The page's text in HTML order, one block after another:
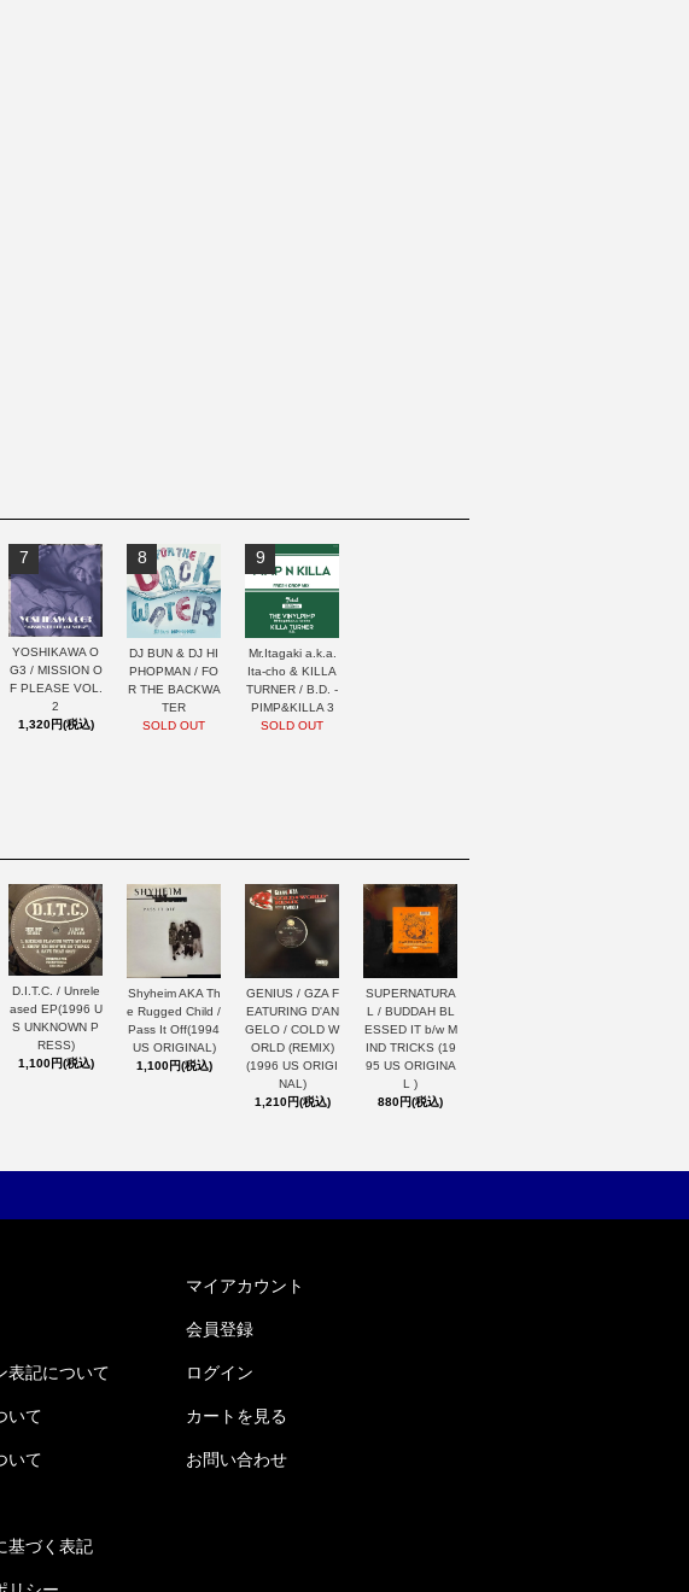
7
YOSHIKAWA O
G3 / MISSION O
F PLEASE VOL.
2
1,320円(税込)
8
DJ BUN & DJ HI
PHOPMAN / FO
R THE BACKWA
TER
SOLD OUT
9
Mr.Itagaki a.k.a.
Ita-cho & KILLA
TURNER / B.D. -
PIMP&KILLA 3
SOLD OUT
D.I.T.C. / Unrele
ased EP(1996 U
S UNKNOWN P
RESS)
1,100円(税込)
Shyheim AKA Th
e Rugged Child /
Pass It Off(1994
US ORIGINAL)
1,100円(税込)
GENIUS / GZA F
EATURING D'AN
GELO / COLD W
ORLD (REMIX)
(1996 US ORIGI
NAL)
1,210円(税込)
SUPERNATURA
L / BUDDAH BL
ESSED IT b/w M
IND TRICKS (19
95 US ORIGINA
L )
880円(税込)
表記について
いて
いて
基づく表記
マイアカウント
会員登録
ログイン
カートを見る
お問い合わせ